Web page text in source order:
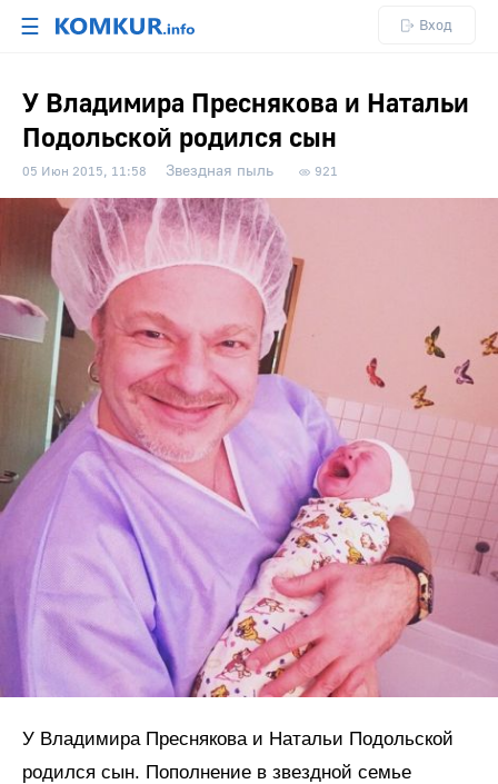
☰ Вход
У Владимира Преснякова и Натальи
Подольской родился сын
05 Июн 2015, 11:58 Звездная пыль 921
У Владимира Преснякова и Натальи Подольской
родился сын. Пополнение в звездной семье